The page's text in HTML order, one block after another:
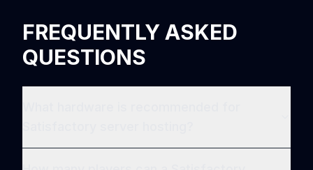
FREQUENTLY ASKED
QUESTIONS